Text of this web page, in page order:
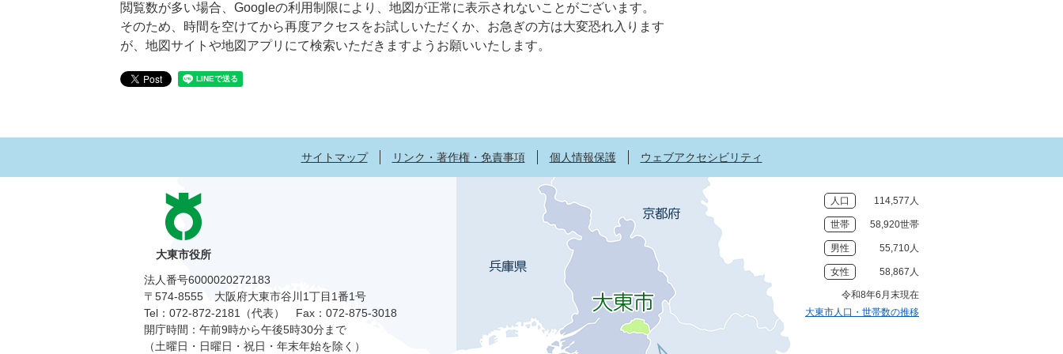
閲覧数が多い場合、Googleの利用制限により、地図が正常に表示されないことがございます。
そのため、時間を空けてから再度アクセスをお試しいただくか、お急ぎの方は大変恐れ入ります
が、地図サイトや地図アプリにて検索いただきますようお願いいたします。
サイトマップ リンク・著作権・免責事項 個人情報保護 ウェブアクセシビリティ
人口 114,577人
世帯 58,920世帯
男性 55,710人
女性 58,867人
令和8年6月末現在
大東市人口・世帯数の推移
大東市役所
法人番号6000020272183
〒574-8555 大阪府大東市谷川1丁目1番1号
Tel：072-872-2181（代表）
Fax：072-875-3018
開庁時間：午前9時から午後5時30分まで
（土曜日・日曜日・祝日・年末年始を除く）